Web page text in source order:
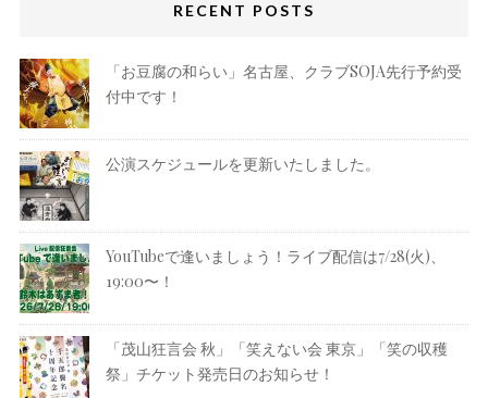
RECENT POSTS
「お豆腐の和らい」名古屋、クラブSOJA先行予約受
付中です！
公演スケジュールを更新いたしました。
YouTubeで逢いましょう！ライブ配信は7/28(火)、
19:00〜！
「茂山狂言会 秋」「笑えない会 東京」「笑の収穫
祭」チケット発売日のお知らせ！